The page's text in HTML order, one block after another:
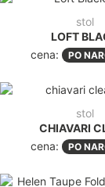
stol
LOFT
cena:
PO
stol
CHIAVARI
cena:
PO